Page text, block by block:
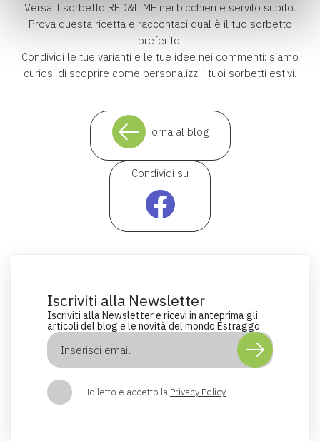
Versa il sorbetto RED&LIME nei bicchieri e servilo subito.
Prova questa ricetta e raccontaci qual è il tuo sorbetto
preferito!
Condividi le tue varianti e le tue idee nei commenti: siamo
curiosi di scoprire come personalizzi i tuoi sorbetti estivi.
Torna al blog
Condividi su
Iscriviti alla Newsletter
Iscriviti alla Newsletter e ricevi in anteprima gli
articoli del blog e le novità del mondo Estraggo
Ho letto e accetto la Privacy Policy